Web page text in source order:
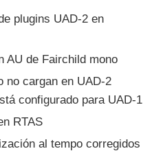
plugins UAD-2 en
AU de Fairchild mono
no cargan en UAD-2
configurado para UAD-1
RTAS
al tempo corregidos